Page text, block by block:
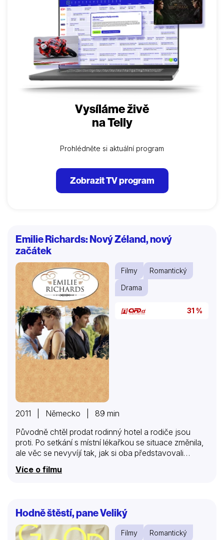
Vysíláme živě
na Telly
Prohlédněte si aktuální program
Zobrazit TV program
Emilie Richards: Nový Zéland, nový
začátek
Filmy
Romantický
Drama
31 %
2011 | Německo | 89 min
Původně chtěl prodat rodinný hotel a rodiče jsou
proti. Po setkání s místní lékařkou se situace změnila,
ale věc se nevyvíjí tak, jak si oba představovali…
Více o filmu
Hodně štěstí, pane Veliký
Filmy
Romantický